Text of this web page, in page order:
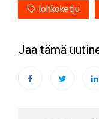
lohkoketju
Jaa tämä